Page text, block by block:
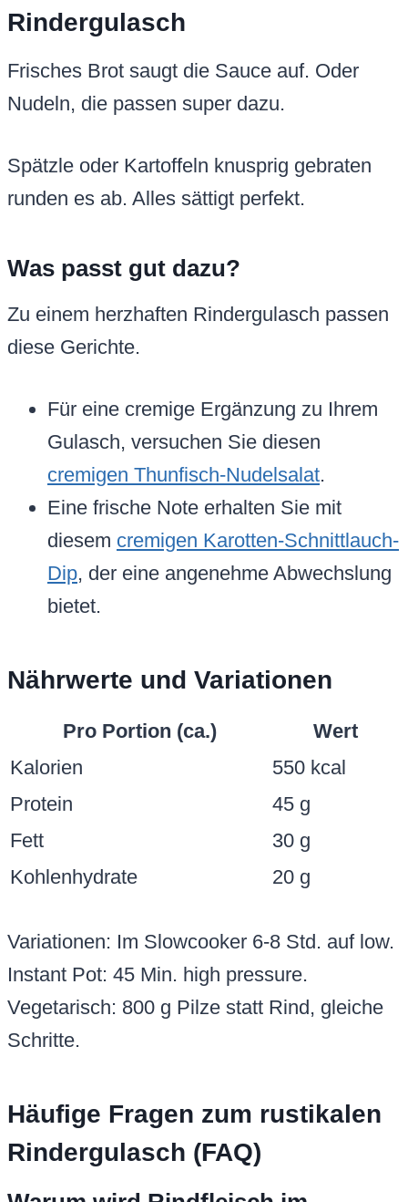
Rindergulasch
Frisches Brot saugt die Sauce auf. Oder
Nudeln, die passen super dazu.
Spätzle oder Kartoffeln knusprig gebraten
runden es ab. Alles sättigt perfekt.
Was passt gut dazu?
Zu einem herzhaften Rindergulasch passen
diese Gerichte.
Für eine cremige Ergänzung zu Ihrem
Gulasch, versuchen Sie diesen
cremigen Thunfisch-Nudelsalat.
Eine frische Note erhalten Sie mit
diesem cremigen Karotten-Schnittlauch-
Dip, der eine angenehme Abwechslung
bietet.
Nährwerte und Variationen
Pro Portion (ca.)
Wert
Kalorien
550 kcal
Protein
45 g
Fett
30 g
Kohlenhydrate
20 g
Variationen: Im Slowcooker 6-8 Std. auf low.
Instant Pot: 45 Min. high pressure.
Vegetarisch: 800 g Pilze statt Rind, gleiche
Schritte.
Häufige Fragen zum rustikalen
Rindergulasch (FAQ)